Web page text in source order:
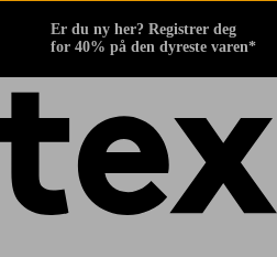
Er du ny her? Registrer deg
for 40% på den dyreste varen*